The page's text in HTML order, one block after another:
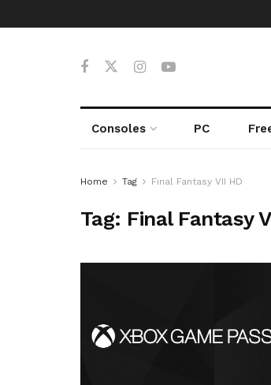
Consoles PC
Home Tag Final Fantasy VII HD
Tag: Final Fantasy